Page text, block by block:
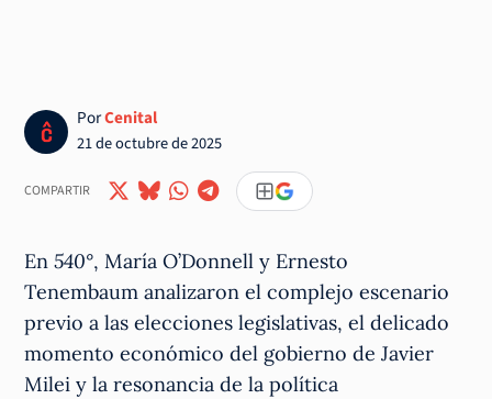
PorCenital
21 de octubre de 2025
COMPARTIR
En540°, María O’Donnell y Ernesto
Tenembaum analizaron el complejo escenario
previo a las elecciones legislativas, el delicado
momento económico del gobierno de Javier
Milei y la resonancia de la política